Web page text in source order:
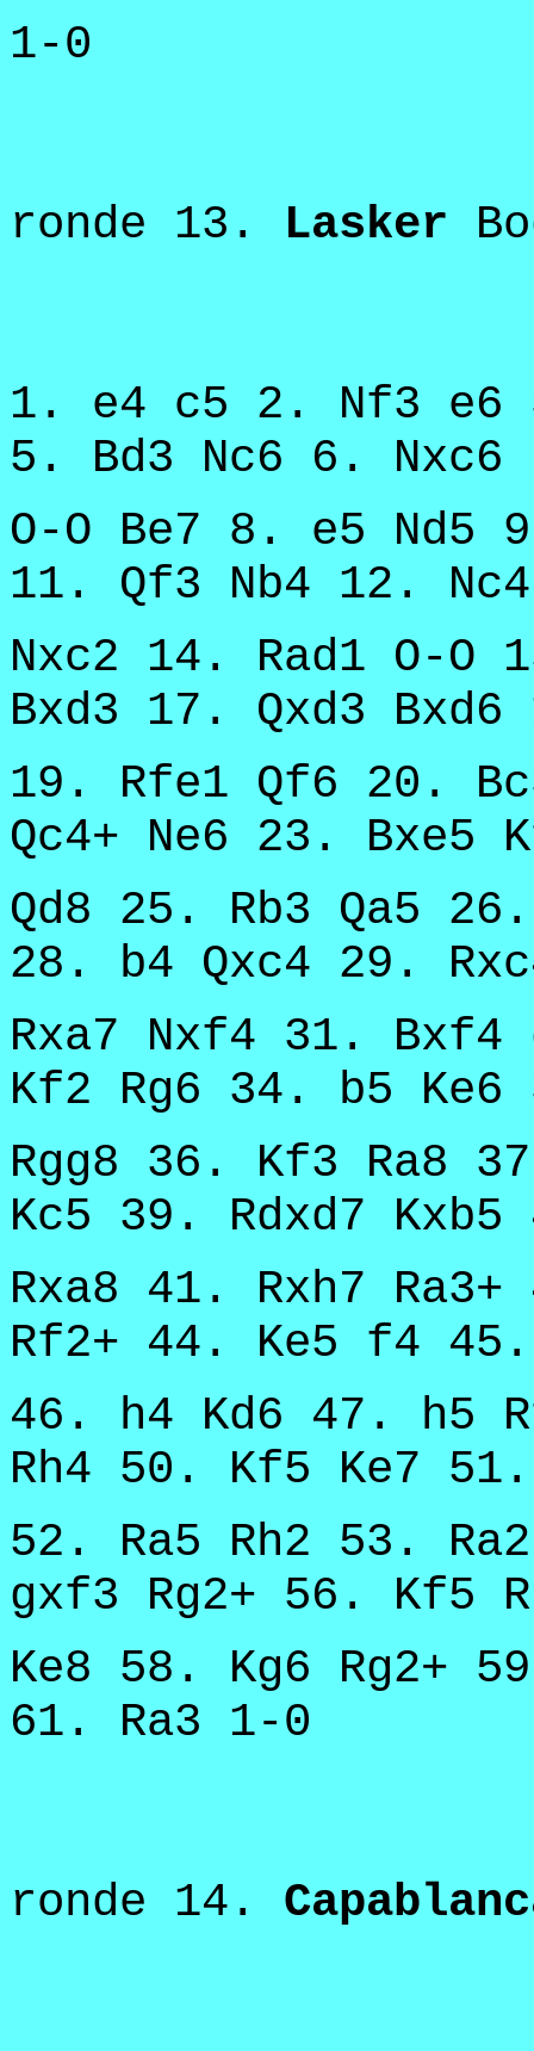
1-0
ronde 13. Lasker
1. e4 c5 2. Nf3 e6
5. Bd3 Nc6 6. Nxc6
O-O Be7 8. e5 Nd5
11. Qf3 Nb4 12.
Nxc2 14. Rad1 O-O
Bxd3 17. Qxd3
19. Rfe1 Qf6 20.
Qc4+ Ne6 23. Bxe5
Qd8 25. Rb3 Qa5
28. b4 Qxc4 29.
Rxa7 Nxf4 31.
Kf2 Rg6 34. b5 Ke6
Rgg8 36. Kf3 Ra8
Kc5 39. Rdxd7 Kxb5
Rxa8 41. Rxh7
Rf2+ 44. Ke5 f4 45.
46. h4 Kd6 47. h5
Rh4 50. Kf5 Ke7
52. Ra5 Rh2 53.
gxf3 Rg2+ 56. Kf5
Ke8 58. Kg6 Rg2+
61. Ra3 1-0
ronde 14.